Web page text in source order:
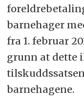
barnehager
fra 1. februar
grunn at dette
barnehagene.